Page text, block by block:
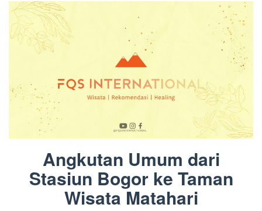
Angkutan Umum dari
Stasiun Bogor ke Taman
Wisata Matahari